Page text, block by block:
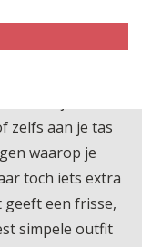
een accessoire
zelfs aan je tas
waarop je
toch iets extra
een frisse,
simpele outfit